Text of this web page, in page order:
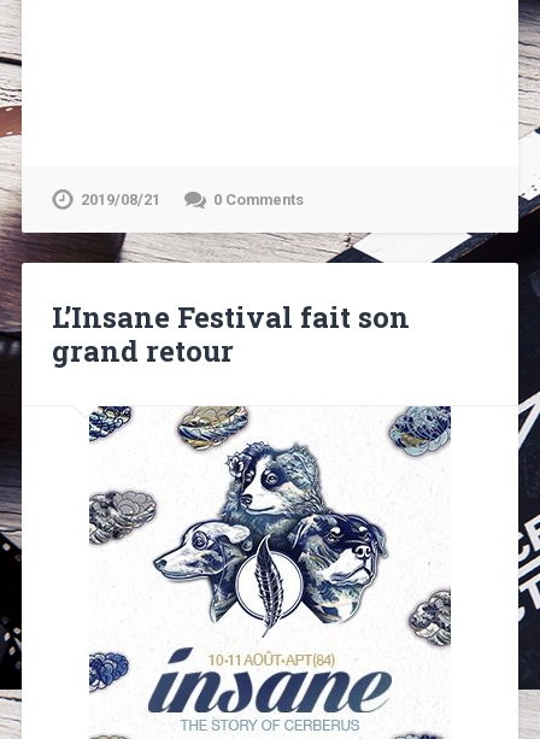
2019/08/21 0 Comments
L’Insane Festival fait son
grand retour